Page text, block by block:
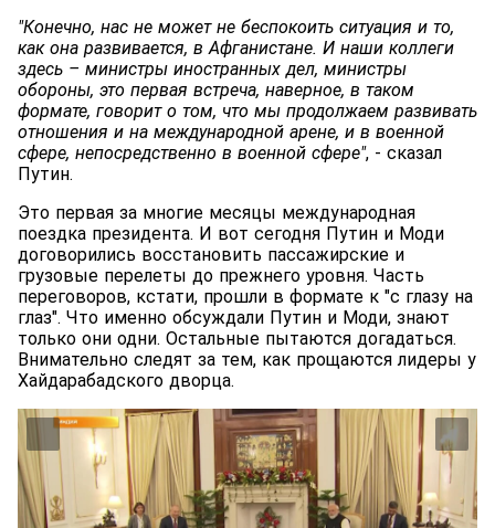
"Конечно, нас не может не беспокоить ситуация и то,
как она развивается, в Афганистане. И наши коллеги
здесь – министры иностранных дел, министры
обороны, это первая встреча, наверное, в таком
формате, говорит о том, что мы продолжаем развивать
отношения и на международной арене, и в военной
сфере, непосредственно в военной сфере", - сказал
Путин.
Это первая за многие месяцы международная
поездка президента. И вот сегодня Путин и Моди
договорились восстановить пассажирские и
грузовые перелеты до прежнего уровня. Часть
переговоров, кстати, прошли в формате к "с глазу на
глаз". Что именно обсуждали Путин и Моди, знают
только они одни. Остальные пытаются догадаться.
Внимательно следят за тем, как прощаются лидеры у
Хайдарабадского дворца.